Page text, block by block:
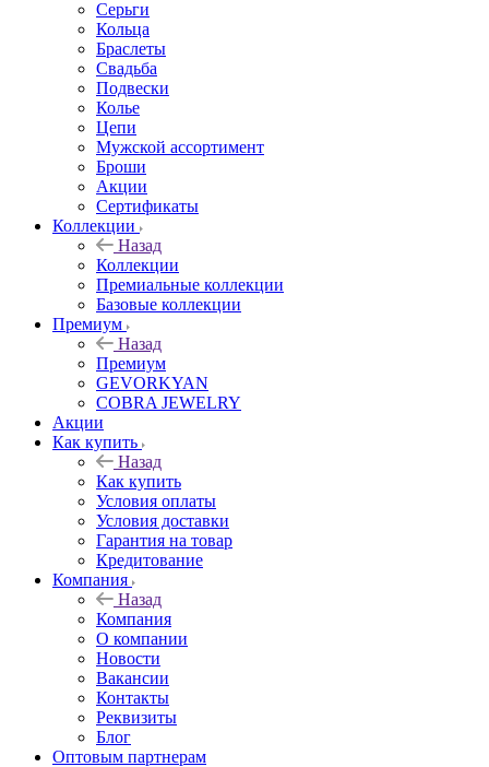
Серьги
Кольца
Браслеты
Свадьба
Подвески
Колье
Цепи
Мужской ассортимент
Броши
Акции
Сертификаты
Коллекции
Назад
Коллекции
Премиальные коллекции
Базовые коллекции
Премиум
Назад
Премиум
GEVORKYAN
COBRA JEWELRY
Акции
Как купить
Назад
Как купить
Условия оплаты
Условия доставки
Гарантия на товар
Кредитование
Компания
Назад
Компания
О компании
Новости
Вакансии
Контакты
Реквизиты
Блог
Оптовым партнерам